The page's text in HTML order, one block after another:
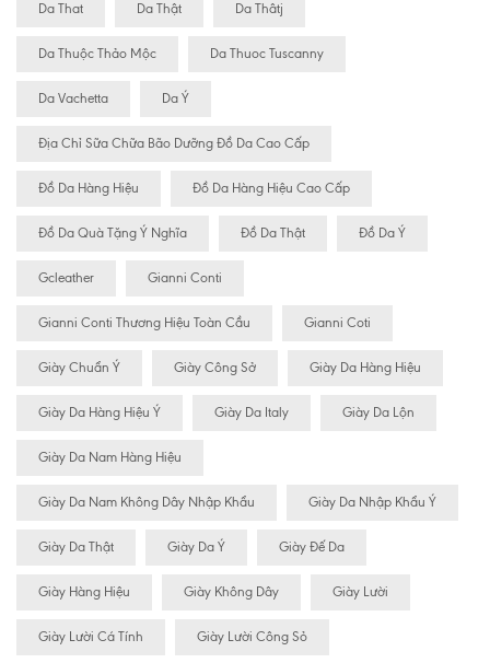
Da That Da Thật Da Thâtj
Da Thuộc Thảo Mộc Da Thuoc Tuscanny
Da Vachetta Da Ý
Địa Chỉ Sữa Chữa Bão Dưỡng Đồ Da Cao Cấp
Đồ Da Hàng Hiệu Đồ Da Hàng Hiệu Cao Cấp
Đồ Da Quà Tặng Ý Nghĩa Đồ Da Thật Đồ Da Ý
Gcleather Gianni Conti
Gianni Conti Thương Hiệu Toàn Cầu Gianni Coti
Giày Chuẩn Ý Giày Công Sở Giày Da Hàng Hiệu
Giày Da Hàng Hiệu Ý Giày Da Italy Giày Da Lộn
Giày Da Nam Hàng Hiệu
Giày Da Nam Không Dây Nhập Khẩu Giày Da Nhập Khẩu Ý
Giày Da Thật Giày Da Ý Giày Đế Da
Giày Hàng Hiệu Giày Không Dây Giày Lười
Giày Lười Cá Tính Giày Lười Công Sỏ